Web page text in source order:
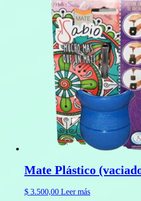
Mate Plástico
$ 3.500,00 Leer más